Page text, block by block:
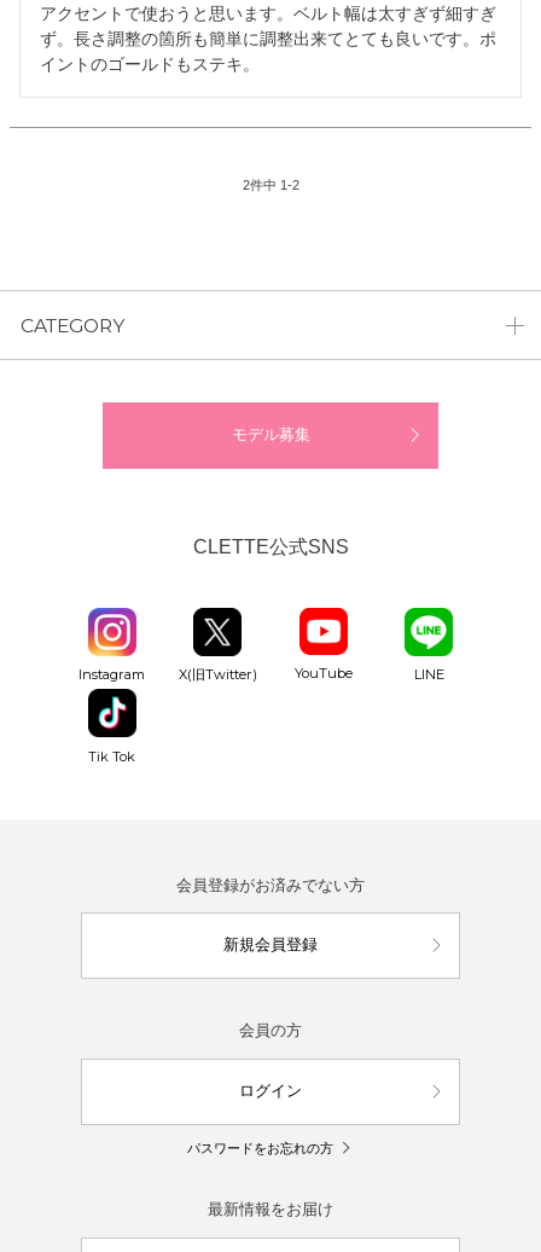
アクセントで使おうと思います。ベルト幅は太すぎず細すぎ
ず。長さ調整の箇所も簡単に調整出来てとても良いです。ポ
イントのゴールドもステキ。
2件中 1-2
CATEGORY
モデル募集
CLETTE公式SNS
Instagram X(旧Twitter) YouTube LINE
Tik Tok
会員登録がお済みでない方
新規会員登録
会員の方
ログイン
パスワードをお忘れの方
最新情報をお届け